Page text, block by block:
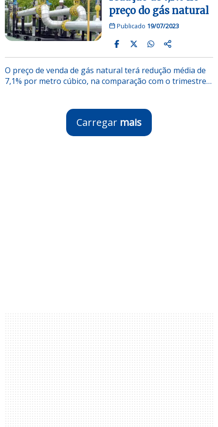
preço do gás natural
Publicado 19/07/2023
O preço de venda de gás natural terá redução média de
7,1% por metro cúbico, na comparação com o trimestre…
Carregar mais